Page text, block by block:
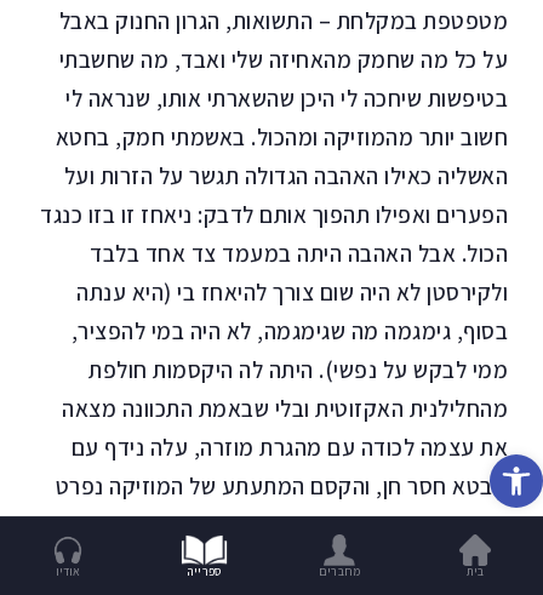
פתח סרגל נגישות
מטפטפת במקלחת – התשואות, הגרון החנוק באבל
על כל מה שחמק מהאחיזה שלי ואבד, מה שחשבתי
בטיפשות שיחכה לי היכן שהשארתי אותו, שנראה לי
חשוב יותר מהמוזיקה ומהכול. באשמתי חמק, בחטא
האשליה כאילו האהבה הגדולה תגשר על הזרות ועל
הפערים ואפילו תהפוך אותם לדבק: ניאחז זו בזו כנגד
הכול. אבל האהבה היתה במעמד צד אחד בלבד
ולקירסטן לא היה שום צורך להיאחז בי (היא ענתה
בסוף, גימגמה מה שגימגמה, לא היה במי להפציר,
ממי לבקש על נפשי). היתה לה היקסמות חולפת
מהחלילנית האקזוטית ובלי שבאמת התכוונה מצאה
את עצמה לכודה עם מהגרת מוזרה, עלה נידף עם
מבטא חסר חן, והקסם המתעתע של המוזיקה נפרט
לאינספור שעות של אימונים, חזרות מטריפות את
הדעת שוב ושוב על אותו קטע עצמו, יציאות מהבית
בית מחברים ספרייה אודיו